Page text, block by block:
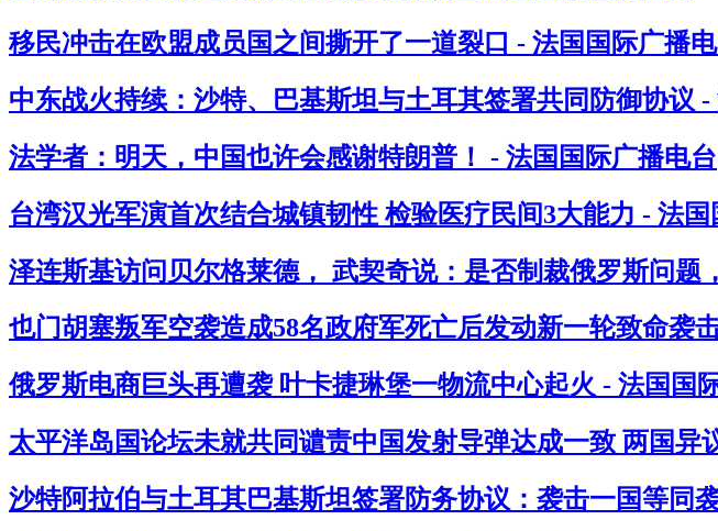
移民冲击在欧盟成员国之间撕开了一道裂口 - 法国国际广播
中东战火持续：沙特、巴基斯坦与土耳其签署共同防御协议
法学者：明天，中国也许会感谢特朗普！ - 法国国际广播电台
台湾汉光军演首次结合城镇韧性 检验医疗民间3大能力 - 法
泽连斯基访问贝尔格莱德， 武契奇说：是否制裁俄罗斯问
也门胡塞叛军空袭造成58名政府军死亡后发动新一轮致命袭
俄罗斯电商巨头再遭袭 叶卡捷琳堡一物流中心起火 - 法国国
太平洋岛国论坛未就共同谴责中国发射导弹达成一致 两国异
沙特阿拉伯与土耳其巴基斯坦签署防务协议：袭击一国等同